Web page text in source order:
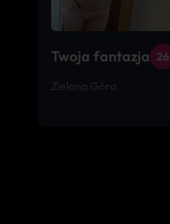
Twoja fantazja 26
Zielona Góra